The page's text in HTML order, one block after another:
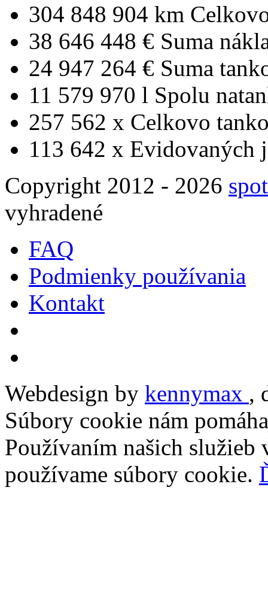
304 848 904 km
38 646 448 € Suma
24 947 264 € Suma
11 579 970 l Spolu
257 562 x Celkovo
113 642 x Evidovaných
Copyright 2012 - 2026
vyhradené
FAQ
Podmienky používania
Kontakt
Webdesign by kennymax ,
Súbory cookie nám
Používaním našich služieb
používame súbory cookie.